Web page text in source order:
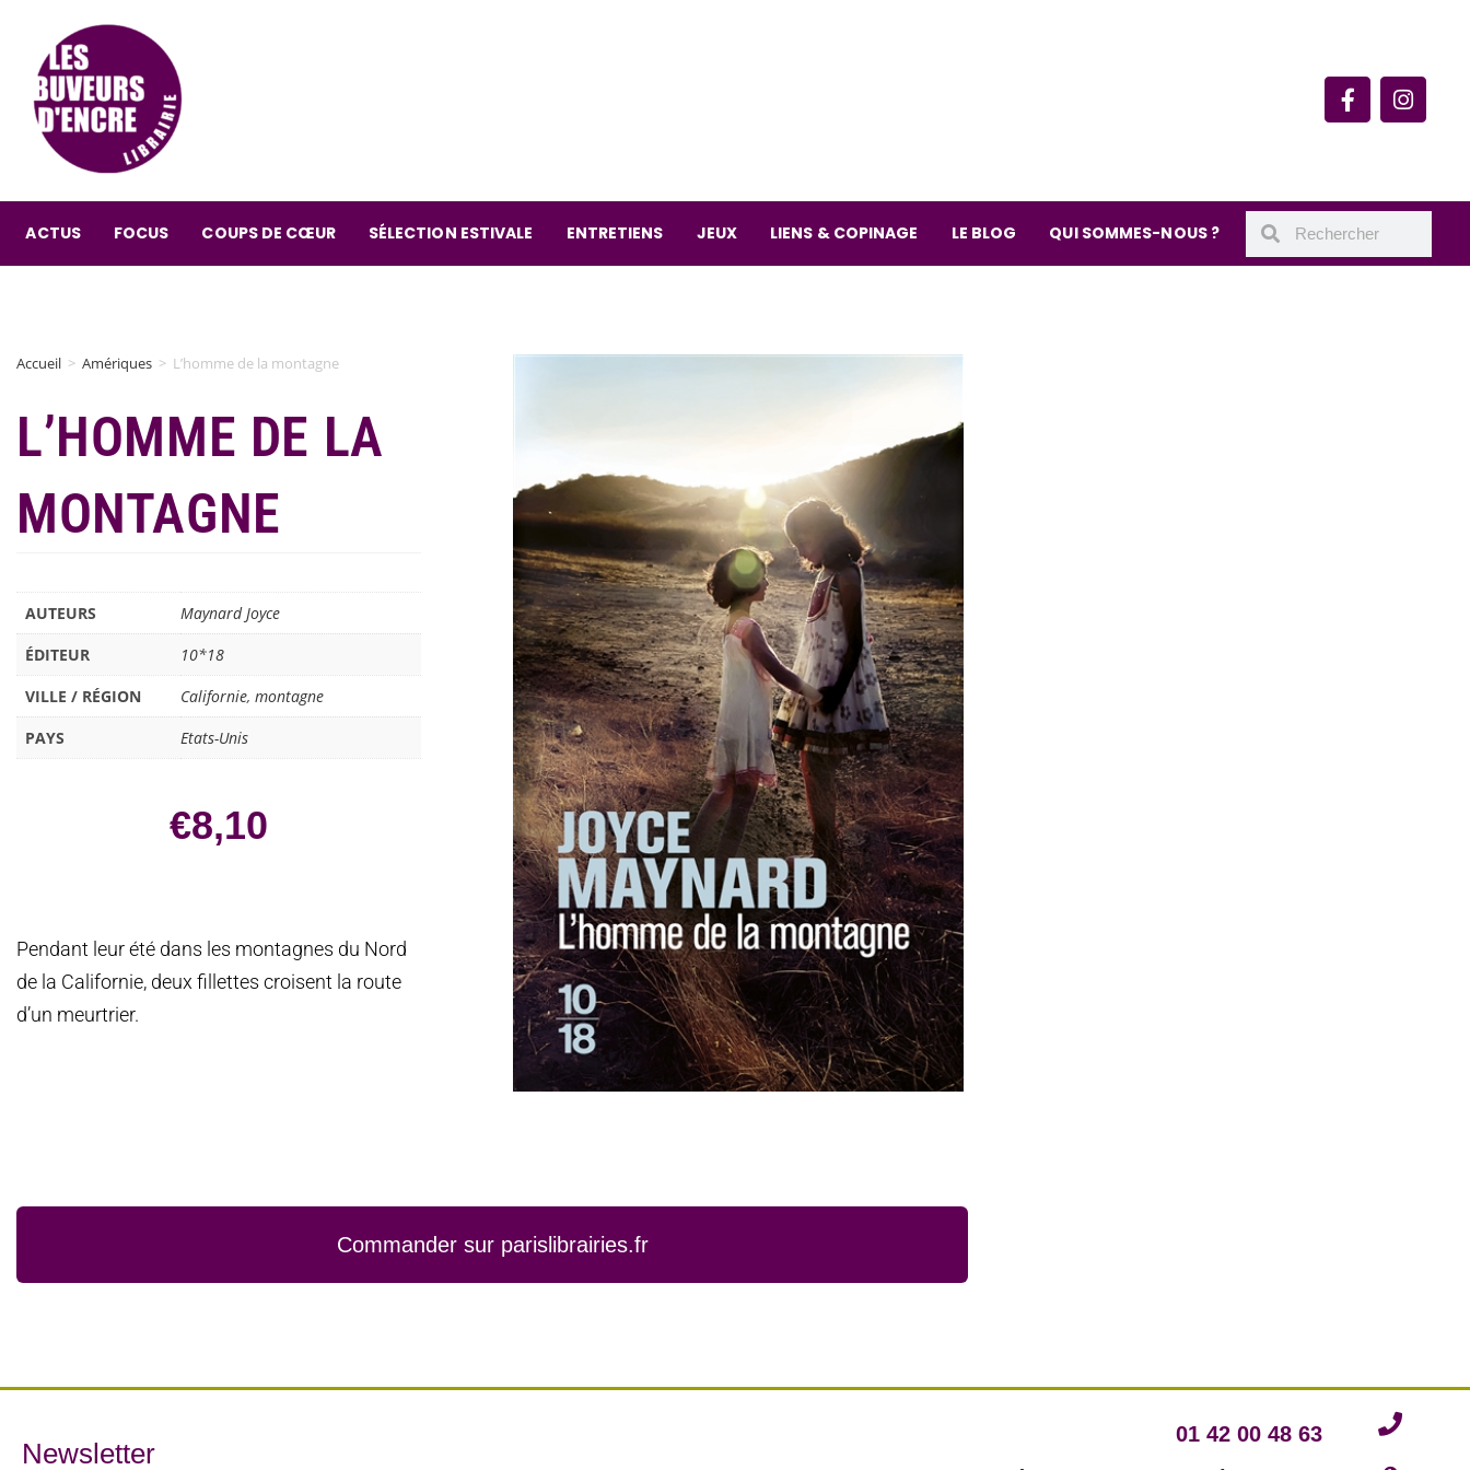
ACTUS FOCUS COUPS DE CŒUR SÉLECTION ESTIVALE ENTRETIENS JEUX LIENS & COPINAGE LE BLOG QUI SOMMES-NOUS ?
Accueil > Amériques > L’homme de la montagne
L’HOMME DE LA
MONTAGNE
AUTEURS
Maynard Joyce
ÉDITEUR
10*18
VILLE / RÉGION
Californie, montagne
PAYS
Etats-Unis
€8,10
Pendant leur été dans les montagnes du Nord
de la Californie, deux fillettes croisent la route
d’un meurtrier.
Commander sur parislibrairies.fr
Newsletter
01 42 00 48 63